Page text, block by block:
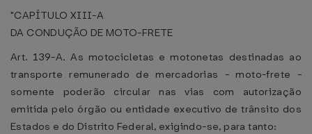
"CAPÍTULO XIII-A
DA CONDUÇÃO DE MOTO-FRETE
Art. 139-A. As motocicletas e motonetas destinadas ao
transporte remunerado de mercadorias - moto-frete -
somente poderão circular nas vias com autorização
emitida pelo órgão ou entidade executivo de trânsito dos
Estados e do Distrito Federal, exigindo-se, para tanto: